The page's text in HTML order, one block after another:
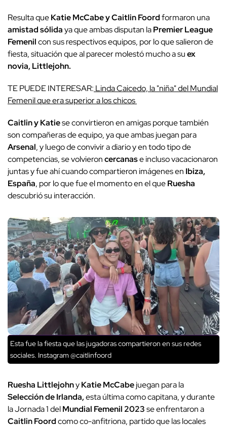
Resulta queKatie McCabe y Caitlin Foordformaron una
amistad sólidaya que ambas disputan laPremier League
Femenilcon sus respectivos equipos, por lo que salieron de
fiesta, situación que al parecer molestó mucho a suex
novia, Littlejohn.
TE PUEDE INTERESAR: Linda Caicedo, la "niña" del Mundial
Femenil que era superior a los chicos
Caitlin y Katiese convirtieron en amigas porque también
son compañeras de equipo, ya que ambas juegan para
Arsenal, y luego de convivir a diario y en todo tipo de
competencias, se volvieroncercanase incluso vacacionaron
juntas y fue ahí cuando compartieron imágenes en Ibiza,
España, por lo que fue el momento en el queRuesha
descubrió su interacción.
Esta fue la fiesta que las jugadoras compartieron en sus redes
sociales. Instagram @caitlinfoord
Ruesha LittlejohnyKatie McCabejuegan para la
Selección de Irlanda,esta última como capitana, y durante
la Jornada 1 delMundial Femenil 2023se enfrentaron a
Caitlin Foordcomo co-anfitriona, partido que las locales